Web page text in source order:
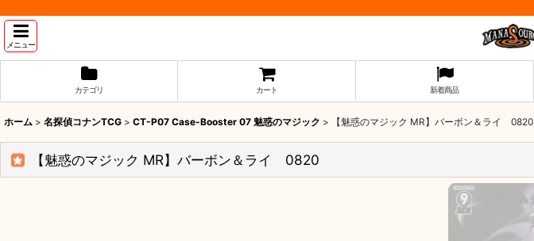
メニュー
カテゴリ カート 新着商品
ホーム > 名探偵コナンTCG > CT-P07 Case-Booster 07 魅惑のマジック > 【魅惑のマジック MR】バーボン＆ライ 0820
【魅惑のマジック MR】バーボン＆ライ 0820